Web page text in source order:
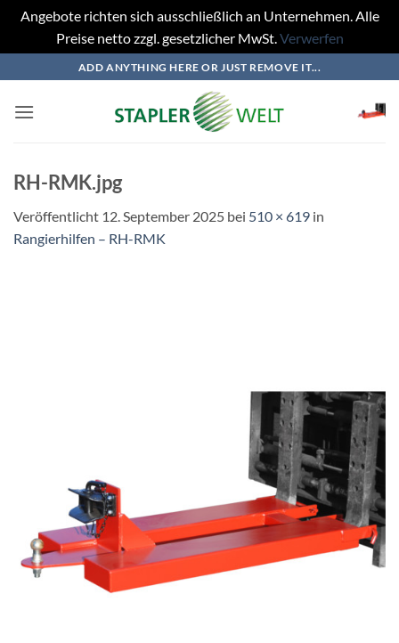
Angebote richten sich ausschließlich an Unternehmen. Alle
Preise netto zzgl. gesetzlicher MwSt.Verwerfen
Inhalt
springen
ADD ANYTHING HERE OR JUST REMOVE IT...
RH-RMK.jpg
Veröffentlicht 12. September 2025 bei 510 × 619 in
Rangierhilfen – RH-RMK